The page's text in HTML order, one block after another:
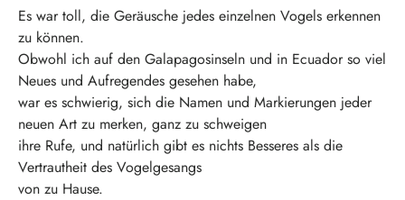
Es war toll, die Geräusche jedes einzelnen Vogels erkennen
zu können.
Obwohl ich auf den Galapagosinseln und in Ecuador so viel
Neues und Aufregendes gesehen habe,
war es schwierig, sich die Namen und Markierungen jeder
neuen Art zu merken, ganz zu schweigen
ihre Rufe, und natürlich gibt es nichts Besseres als die
Vertrautheit des Vogelgesangs
von zu Hause.